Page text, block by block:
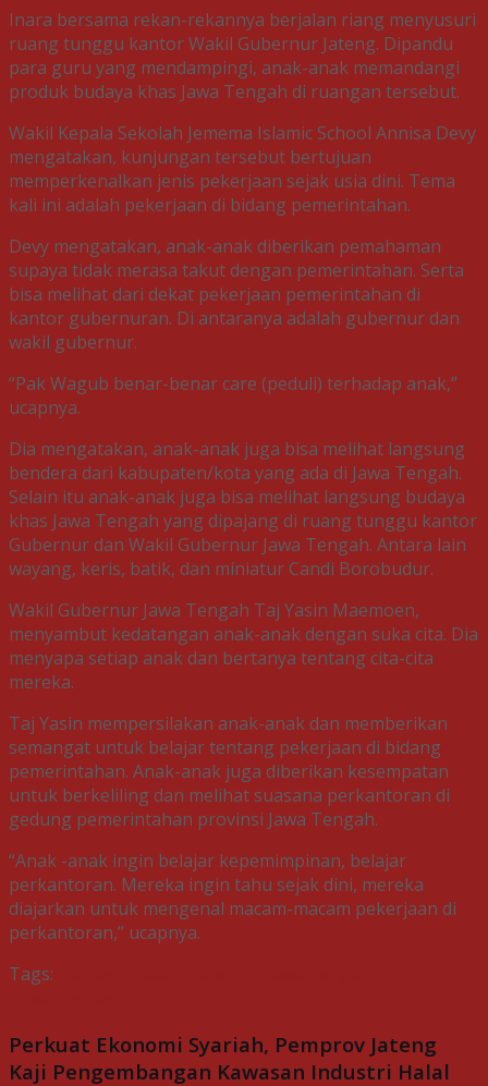
Inara bersama rekan-rekannya berjalan riang menyusuri
ruang tunggu kantor Wakil Gubernur Jateng. Dipandu
para guru yang mendampingi, anak-anak memandangi
produk budaya khas Jawa Tengah di ruangan tersebut.
Wakil Kepala Sekolah Jemema Islamic School Annisa Devy
mengatakan, kunjungan tersebut bertujuan
memperkenalkan jenis pekerjaan sejak usia dini. Tema
kali ini adalah pekerjaan di bidang pemerintahan.
Devy mengatakan, anak-anak diberikan pemahaman
supaya tidak merasa takut dengan pemerintahan. Serta
bisa melihat dari dekat pekerjaan pemerintahan di
kantor gubernuran. Di antaranya adalah gubernur dan
wakil gubernur.
“Pak Wagub benar-benar care (peduli) terhadap anak,”
ucapnya.
Dia mengatakan, anak-anak juga bisa melihat langsung
bendera dari kabupaten/kota yang ada di Jawa Tengah.
Selain itu anak-anak juga bisa melihat langsung budaya
khas Jawa Tengah yang dipajang di ruang tunggu kantor
Gubernur dan Wakil Gubernur Jawa Tengah. Antara lain
wayang, keris, batik, dan miniatur Candi Borobudur.
Wakil Gubernur Jawa Tengah Taj Yasin Maemoen,
menyambut kedatangan anak-anak dengan suka cita. Dia
menyapa setiap anak dan bertanya tentang cita-cita
mereka.
Taj Yasin mempersilakan anak-anak dan memberikan
semangat untuk belajar tentang pekerjaan di bidang
pemerintahan. Anak-anak juga diberikan kesempatan
untuk berkeliling dan melihat suasana perkantoran di
gedung pemerintahan provinsi Jawa Tengah.
“Anak -anak ingin belajar kepemimpinan, belajar
perkantoran. Mereka ingin tahu sejak dini, mereka
diajarkan untuk mengenal macam-macam pekerjaan di
perkantoran,” ucapnya.
Tags:
Perkuat Ekonomi Syariah, Pemprov Jateng
Kaji Pengembangan Kawasan Industri Halal